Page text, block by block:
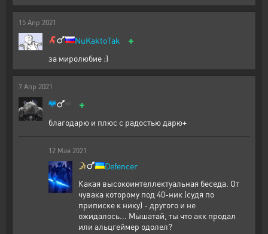
15 Апр 2021
NuKaktoTak +
за миролюбие :)
7 Апр 2021
+
благодарю и плюс с радостью дарю+
12 Мая 2021
Defencer
Какая высокоинтеллектуальная беседа. От
чувака которому под 40-ник (судя по
приписке к нику) - другого и не
ожидалось... Мышатай, ты что акк продал
или альцгеймер одолел?